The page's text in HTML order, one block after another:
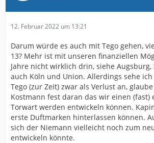
12. Februar 2022 um 13:21
Darum würde es auch mit Tego gehen,
13? Mehr ist mit unseren finanziellen
Jahre nicht wirklich drin, siehe
auch Köln und Union. Allerdings sehe
Tego (zur Zeit) zwar als Verlust an,
Kostmann fest daran das wir einen (fast)
Torwart werden entwickeln können.
erste Duftmarken hinterlassen können.
sich der Niemann vielleicht noch zum
entwickeln könnte.